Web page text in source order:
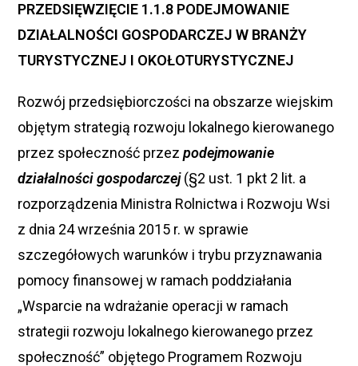
PRZEDSIĘWZIĘCIE 1.1.8 PODEJMOWANIE
DZIAŁALNOŚCI GOSPODARCZEJ W BRANŻY
TURYSTYCZNEJ I OKOŁOTURYSTYCZNEJ
Rozwój przedsiębiorczości na obszarze wiejskim
objętym strategią rozwoju lokalnego kierowanego
przez społeczność przezpodejmowanie
działalności gospodarczej(§2 ust. 1 pkt 2 lit. a
rozporządzenia Ministra Rolnictwa i Rozwoju Wsi
z dnia 24 września 2015 r. w sprawie
szczegółowych warunków i trybu przyznawania
pomocy finansowej w ramach poddziałania
„Wsparcie na wdrażanie operacji w ramach
strategii rozwoju lokalnego kierowanego przez
społeczność” objętego Programem Rozwoju